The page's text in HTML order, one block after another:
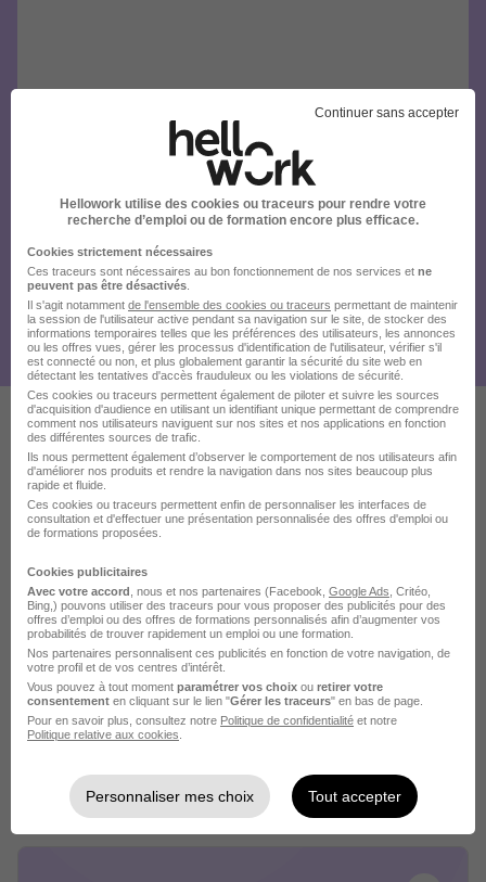
Ces offres pourraient aussi
vous intéresser
Responsable d'Équipe Logistique H/F
Amazon
Orléans - 45 CDI
Voir l’offre
il y a 27 jours
Continuer sans accepter
Hellowork utilise des cookies ou traceurs pour rendre votre
recherche d’emploi ou de formation encore plus efficace.
Cookies strictement nécessaires
Ces traceurs sont nécessaires au bon fonctionnement de nos services et ne
peuvent pas être désactivés
Il s'agit notamment de l'ensemble des cookies ou traceurs permettant de maintenir
la session de l'utilisateur active pendant sa navigation sur le site, de stocker des
informations temporaires telles que les préférences des utilisateurs, les annonces
ou les offres vues, gérer les processus d'identification de l'utilisateur, vérifier s'il
est connecté ou non, et plus globalement garantir la sécurité du site web en
détectant les tentatives d'accès frauduleux ou les violations de sécurité.
Ces cookies ou traceurs permettent également de piloter et suivre les sources
d'acquisition d'audience en utilisant un identifiant unique permettant de comprendre
comment nos utilisateurs naviguent sur nos sites et nos applications en fonction
des différentes sources de trafic.
Ils nous permettent également d’observer le comportement de nos utilisateurs afin
d'améliorer nos produits et rendre la navigation dans nos sites beaucoup plus
rapide et fluide.
Ces cookies ou traceurs permettent enfin de personnaliser les interfaces de
consultation et d'effectuer une présentation personnalisée des offres d'emploi ou
de formations proposées.
Cookies publicitaires
Avec votre accord , nous et nos partenaires (Facebook, Google Ads , Critéo,
Bing,) pouvons utiliser des traceurs pour vous proposer des publicités pour des
offres d’emploi ou des offres de formations personnalisés afin d’augmenter vos
probabilités de trouver rapidement un emploi ou une formation.
Nos partenaires personnalisent ces publicités en fonction de votre navigation, de
votre profil et de vos centres d’intérêt.
Vous pouvez à tout moment paramétrer vos choix ou retirer votre
consentement en cliquant sur le lien "Gérer les traceurs" en bas de page.
Pour en savoir plus, consultez notre Politique de confidentialité et notre
Politique relative aux cookies
Personnaliser mes choix Tout accepter